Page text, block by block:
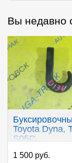
Вы недавно
Toyota Dyna,
S05C
1 500 руб.